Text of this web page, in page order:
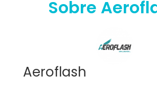
Sobre
Aeroflash